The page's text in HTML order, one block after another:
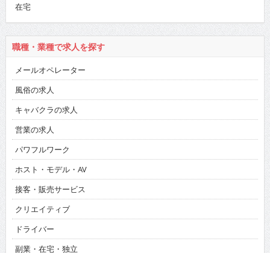
在宅
職種・業種で求人を探す
メールオペレーター
風俗の求人
キャバクラの求人
営業の求人
パワフルワーク
ホスト・モデル・AV
接客・販売サービス
クリエイティブ
ドライバー
副業・在宅・独立